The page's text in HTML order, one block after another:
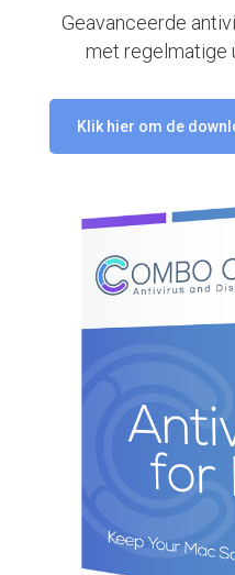
Geavanceerde
met regelmatige
Klik hier om de